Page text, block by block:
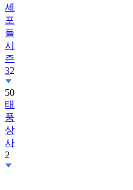
세
포
들
시
즌
32
50
태
풍
상
사
2